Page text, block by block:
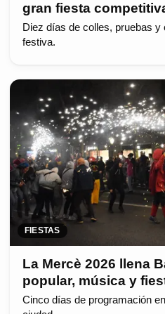
gran fiesta
Diez días de colles, pruebas y
festiva.
FIESTAS
La Mercè 2026 llena
popular, música y
Cinco días de programación